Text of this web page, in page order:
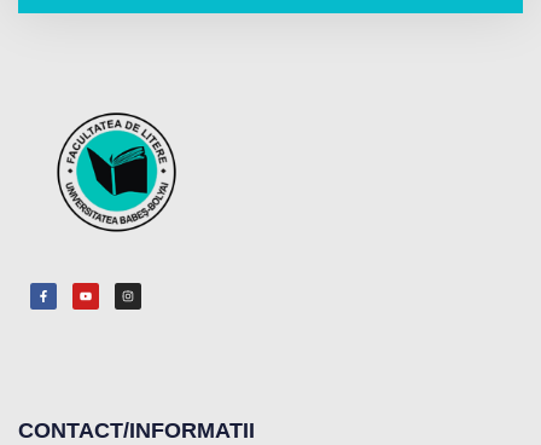
CONTACT/INFORMATII